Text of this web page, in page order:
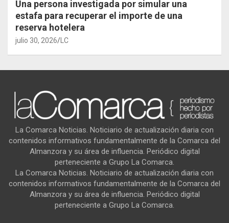
Una persona investigada por simular una
estafa para recuperar el importe de una
reserva hotelera
julio 30, 2026 LC
La Comarca Noticias. Noticiario de actualización diaria con
contenidos informativos fundamentalmente de la Comarca del
Almanzora y su área de influencia. Periódico digital
perteneciente a Grupo La Comarca.
La Comarca Noticias. Noticiario de actualización diaria con
contenidos informativos fundamentalmente de la Comarca del
Almanzora y su área de influencia. Periódico digital
perteneciente a Grupo La Comarca.